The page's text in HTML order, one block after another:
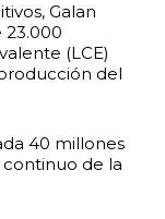
Galan
23.000
(LCE)
del
40 millones
de la